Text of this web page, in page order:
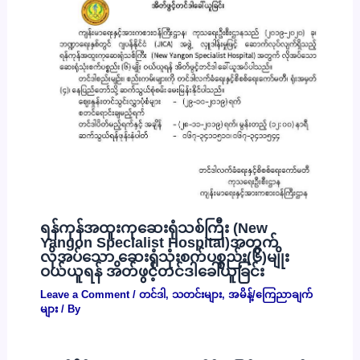
ရန်ကုန်အထူးကုဆေးရုံသစ်ကြီး (New
Yangon Specialist Hospital)အတွက်
လိုအပ်သော ဆေးရုံသုံးစက်ပစ္စည်း(၆)မျိုး
ဝယ်ယူရန် အိတ်ဖွင့်တင်ဒါခေါ်ယူခြင်း
Leave a Comment / တင်ဒါ , သတင်းများ, အမိန့်/ကြေညာချက်
များ/ By